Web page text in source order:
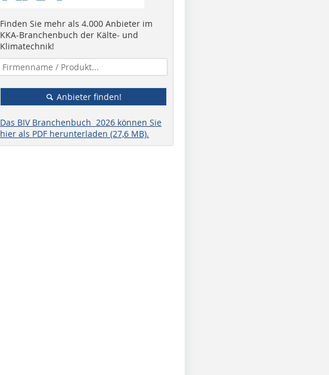
Finden Sie mehr als 4.000 Anbieter im
KKA-Branchenbuch der Kälte- und
Klimatechnik!
Anbieter finden!
Das BIV Branchenbuch 2026 können Sie
hier als PDF herunterladen (27,6 MB).